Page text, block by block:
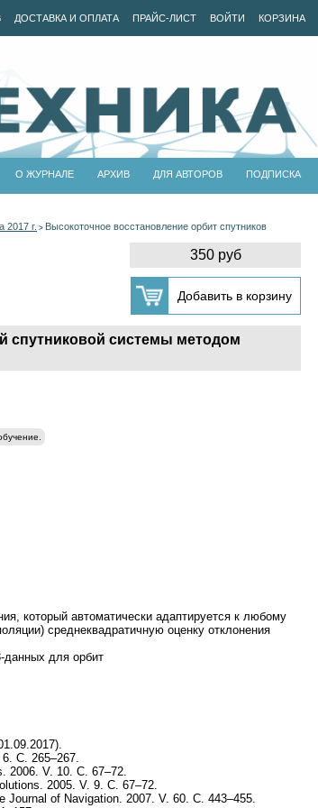
ДОСТАВКА И ОПЛАТА ПРАЙС-ЛИСТ ВОЙТИ КОРЗИНА
О ЖУРНАЛЕ АРХИВ ДЛЯ АВТОРОВ ПОДПИСКА
2017 г. > Высокоточное восстановление орбит спутников
350 руб
спутниковой системы методом
который автоматически адаптируется к любому
среднеквадратичную оценку отклонения
для орбит
С. 265–267.
2006. V. 10. С. 67–72.
2005. V. 9. С. 67–72.
of Navigation. 2007. V. 60. С. 443–455.